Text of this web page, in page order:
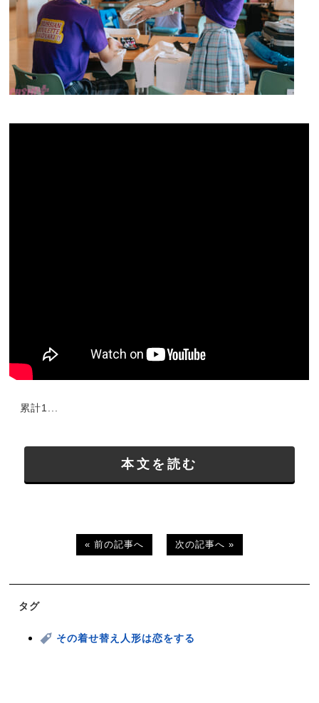
累計1...
本文を読む
« 前の記事へ 次の記事へ »
タグ
その着せ替え人形は恋をする